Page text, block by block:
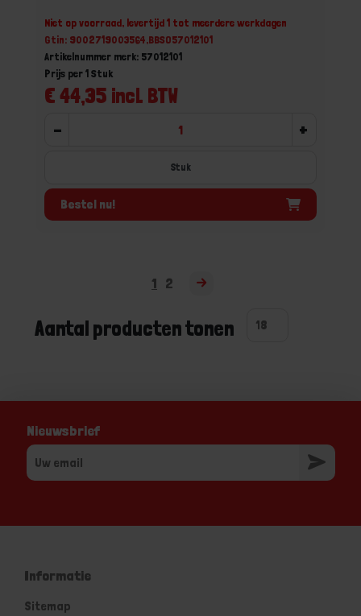
Niet op voorraad, levertijd 1 tot meerdere werkdagen
Gtin: 9002719003564,BBSO57012101
Artikelnummer merk: 57012101
€ 44,35 incl. BTW
Prijs per 1 Stuk
- +
Stuk
Bestel nu!
1 2
Aantal producten tonen
Nieuwsbrief
Informatie
Sitemap